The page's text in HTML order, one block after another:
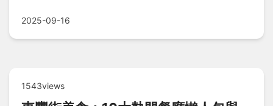
又盡興的水上行程。
2025-09-16
1543views